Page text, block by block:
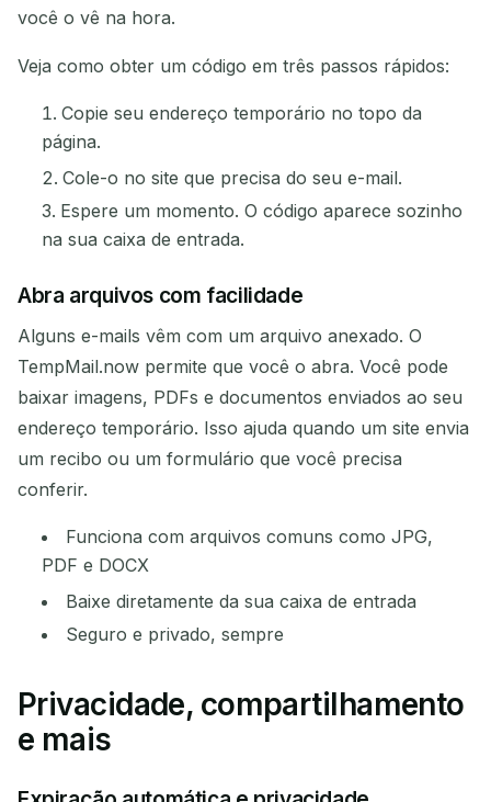
você o vê na hora.
Veja como obter um código em três passos rápidos:
Copie seu endereço temporário no topo da
página.
Cole-o no site que precisa do seu e-mail.
Espere um momento. O código aparece sozinho
na sua caixa de entrada.
Abra arquivos com facilidade
Alguns e-mails vêm com um arquivo anexado. O
TempMail.now permite que você o abra. Você pode
baixar imagens, PDFs e documentos enviados ao seu
endereço temporário. Isso ajuda quando um site envia
um recibo ou um formulário que você precisa
conferir.
Funciona com arquivos comuns como JPG,
PDF e DOCX
Baixe diretamente da sua caixa de entrada
Seguro e privado, sempre
Privacidade, compartilhamento
e mais